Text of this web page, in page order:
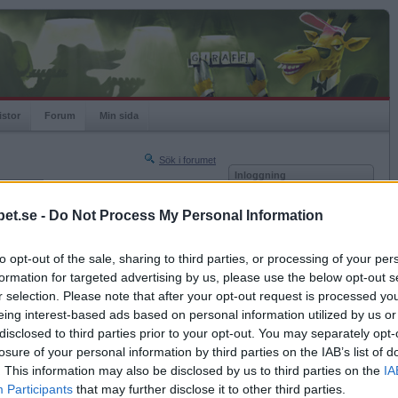
- Do Not Process My Personal Information
opt-out of the sale, sharing to third parties, or processing of your
for targeted advertising by us, please use the below opt-out
selection. Please note that after your opt-out request is processed
interest-based ads based on personal information utilized by us
to third parties prior to your opt-out. You may separately
of your personal information by third parties on the IAB’s list of
This information may also be disclosed by us to third parties on the
Participants that may further disclose it to other third parties.
Forum Min sida
Sök i forumet
Nästa sida »
2015-02-04 09:06
Inloggning
Kom ihåg mig
Glömt ditt lösenord?
Få ny aktiveringslänk
Betapet är gratis!